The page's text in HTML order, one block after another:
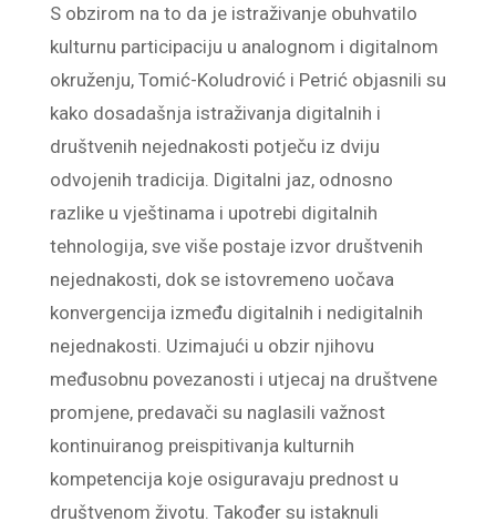
S obzirom na to da je istraživanje obuhvatilo
kulturnu participaciju u analognom i digitalnom
okruženju, Tomić-Koludrović i Petrić objasnili su
kako dosadašnja istraživanja digitalnih i
društvenih nejednakosti potječu iz dviju
odvojenih tradicija. Digitalni jaz, odnosno
razlike u vještinama i upotrebi digitalnih
tehnologija, sve više postaje izvor društvenih
nejednakosti, dok se istovremeno uočava
konvergencija između digitalnih i nedigitalnih
nejednakosti. Uzimajući u obzir njihovu
međusobnu povezanosti i utjecaj na društvene
promjene, predavači su naglasili važnost
kontinuiranog preispitivanja kulturnih
kompetencija koje osiguravaju prednost u
društvenom životu. Također su istaknuli